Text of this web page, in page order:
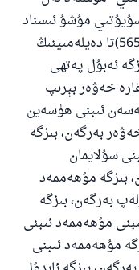
سۇيۇتىي مۇشۇ ئىسناد
بىلەن" ئەززىيادەتۇ ئەلەل مەۋزۇئات"(565)تا دەيلەمىينىڭ
ئەبۇل پەتھى
خەۋەر بېرىپ
ئىبنى ھۈسەين
بەرگەن، بىزگە
سۇلايمان
بىزگە مۇھەممەد
بەرگەن، بىزگە
مۇھەممەد ئىبنى
مۇھەممەد ئىبنى